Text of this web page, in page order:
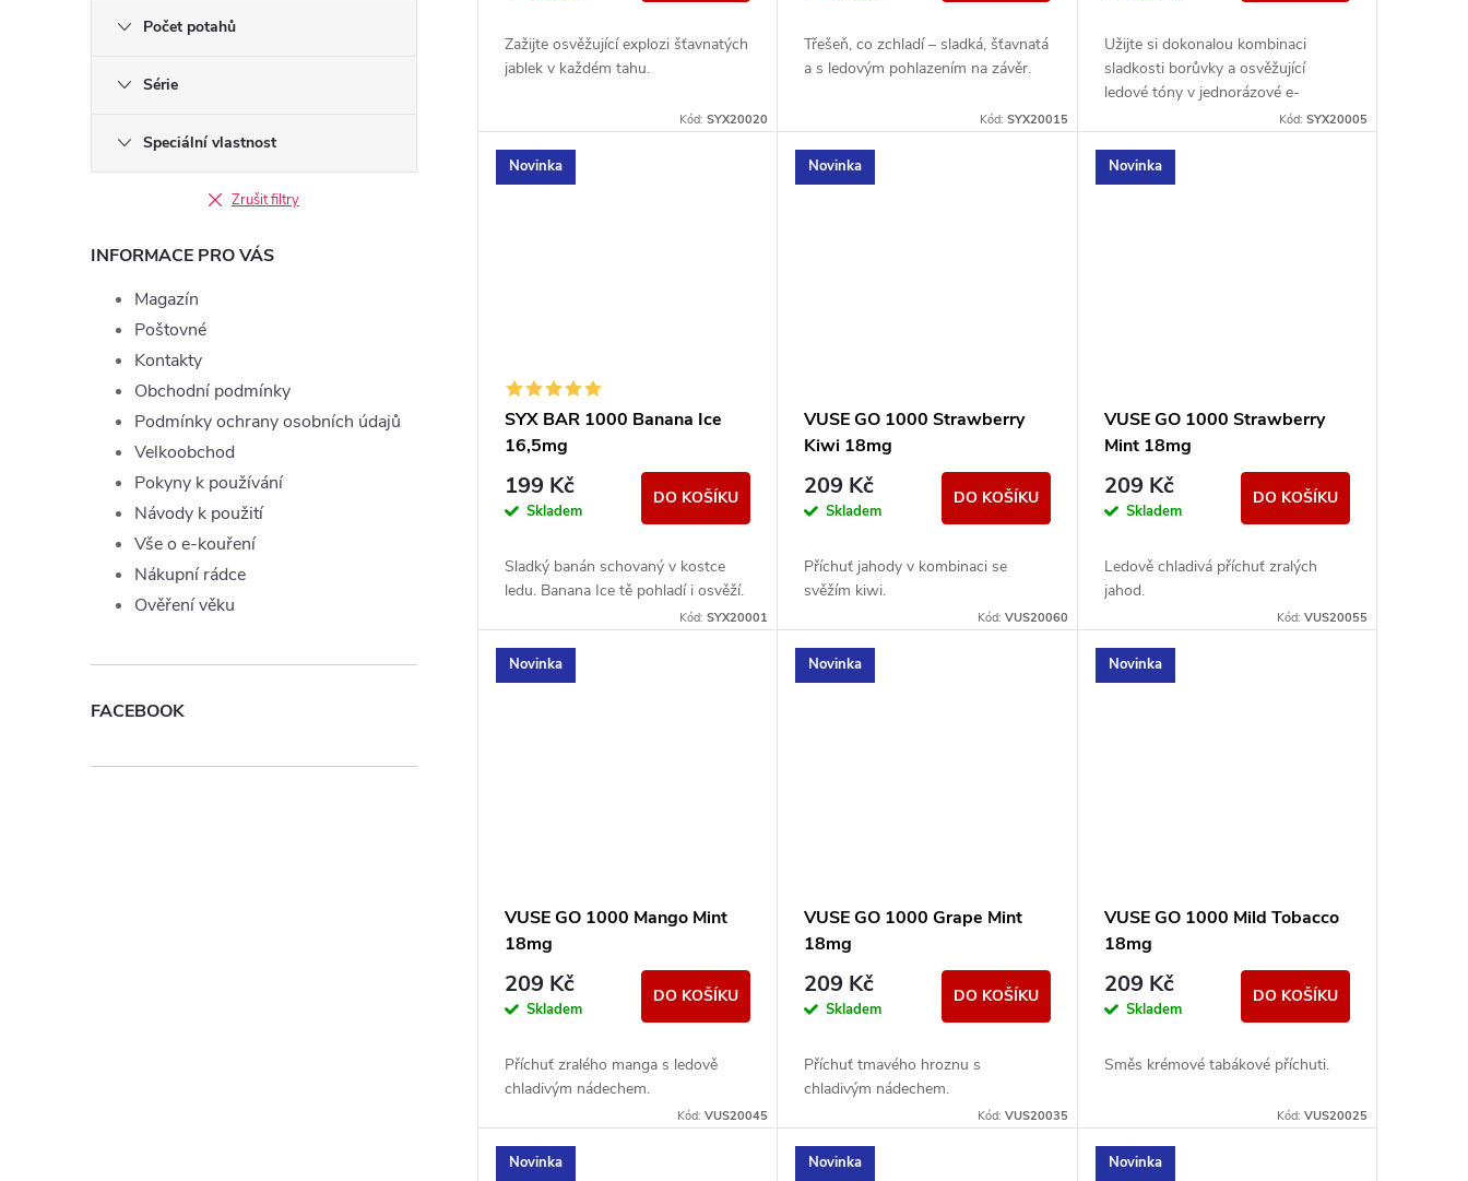
Počet potahů
Série
Speciální vlastnost
Zrušit filtry
INFORMACE PRO VÁS
Magazín
Poštovné
Kontakty
Obchodní podmínky
Podmínky ochrany osobních údajů
Velkoobchod
Pokyny k používání
Návody k použití
Vše o e-kouření
Nákupní rádce
Ověření věku
FACEBOOK
Zažijte osvěžující explozi šťavnatých
jablek v každém tahu.
Kód:SYX20020
Třešeň, co zchladí – sladká, šťavnatá
a s ledovým pohlazením na závěr.
Kód: SYX20015
Užijte si dokonalou kombinaci
sladkosti borůvky a osvěžující
ledové tóny v jednorázové e-
cigaretě SYX BAR Blueberry Ice.
Kód: SYX20005
Novinka
SYX BAR 1000 Banana Ice
16,5mg
199 Kč
Skladem
DO KOŠÍKU
Sladký banán schovaný v kostce
ledu. Banana Ice tě pohladí i osvěží.
Kód:SYX20001
Novinka
VUSE GO 1000 Strawberry
Kiwi 18mg
209 Kč
Skladem
DO KOŠÍKU
Příchuť jahody v kombinaci se
svěžím kiwi.
Kód: VUS20060
Novinka
VUSE GO 1000 Strawberry
Mint 18mg
209 Kč
Skladem
DO KOŠÍKU
Ledově chladivá příchuť zralých
jahod.
Kód: VUS20055
Novinka
VUSE GO 1000 Mango Mint
18mg
209 Kč
Skladem
DO KOŠÍKU
Příchuť zralého manga s ledově
chladivým nádechem.
Kód:VUS20045
Novinka
VUSE GO 1000 Grape Mint
18mg
209 Kč
Skladem
DO KOŠÍKU
Příchuť tmavého hroznu s
chladivým nádechem.
Kód: VUS20035
Novinka
VUSE GO 1000 Mild Tobacco
18mg
209 Kč
Skladem
DO KOŠÍKU
Směs krémové tabákové příchuti.
Kód: VUS20025
Novinka Novinka Novinka